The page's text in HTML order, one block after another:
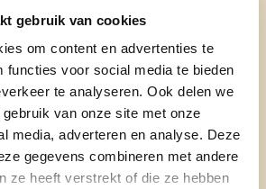
gebruik van cookies
om content en advertenties te
functies voor social media te bieden
te analyseren. Ook delen we
van onze site met onze
media, adverteren en analyse. Deze
gegevens combineren met andere
ze heeft verstrekt of die ze hebben
nieuwjaarsreceptie in LTI te
: voordracht : het leven in
of als moeder met kind in OC